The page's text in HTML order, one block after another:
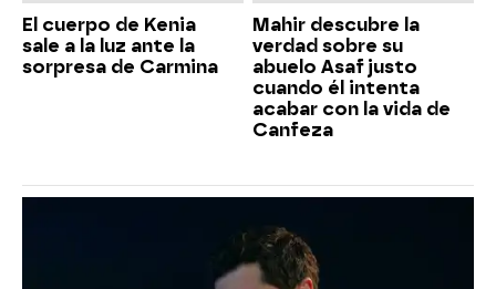
El cuerpo de Kenia
sale a la luz ante la
sorpresa de Carmina
Mahir descubre la
verdad sobre su
abuelo Asaf justo
cuando él intenta
acabar con la vida de
Canfeza